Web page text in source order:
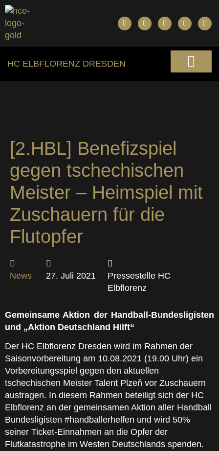
HC ELBFLORENZ DRESDEN
[2.HBL] Benefizspiel
gegen tschechischen
Meister – Heimspiel mit
Zuschauern für die
Flutopfer
News 27. Juli 2021
Pressestelle HC
Elbflorenz
Gemeinsame Aktion der Handball-Bundesligisten
und „Aktion Deutschland Hilft“
Der HC Elbflorenz Dresden wird im Rahmen der
Saisonvorbereitung am 10.08.2021 (19.00 Uhr) ein
Vorbereitungsspiel gegen den aktuellen
tschechischen Meister Talent Plzeň vor Zuschauern
austragen. In diesem Rahmen beteiligt sich der HC
Elbflorenz an der gemeinsamen Aktion aller Handball
Bundesligisten #handballerhelfen und wird 50%
seiner Ticket-Einnahmen an die Opfer der
Flutkatastrophe im Westen Deutschlands spenden.